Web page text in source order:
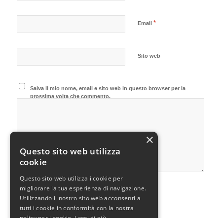
Email *
Sito web
Salva il mio nome, email e sito web in questo browser per la
prossima volta che commento.
×
Questo sito web utilizza
cookie
Questo sito web utilizza i cookie per
migliorare la tua esperienza di navigazione.
Utilizzando il nostro sito web acconsenti a
tutti i cookie in conformità con la nostra